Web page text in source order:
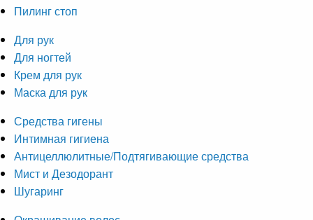
Пилинг стоп
Для рук
Для ногтей
Крем для рук
Маска для рук
Средства гигены
Интимная гигиена
Антицеллюлитные/Подтягивающие средства
Мист и Дезодорант
Шугаринг